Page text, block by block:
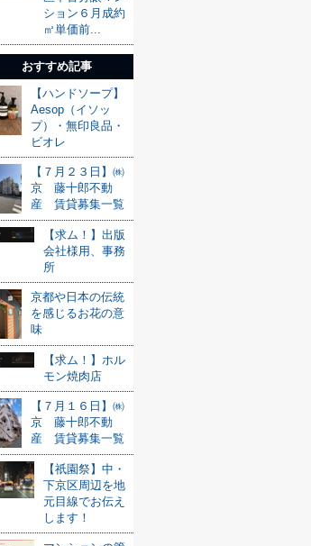
ション６月成約
㎡単価前...
おすすめ記事
【ハンドソープ】
Aesop（イソッ
プ）・無印良品・
ビオレ
【７月２３日】㈱
京 藤十郎不動
産 賃貸募集一覧
【求ム！】出版
会社様用、事務
所
京都や日本の伝統
を感じるお花の意
味
【求ム！】ホル
モン焼肉店
【７月１６日】㈱
京 藤十郎不動
産 賃貸募集一覧
【祇園祭】中・
下京区周辺を地
元目線でお伝え
します！